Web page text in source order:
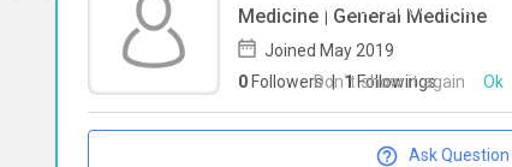
Medicine | General Medicine
Joined May 2019
0 Followers | 1 Followings
Ask Question
To start direct chat with
Click here
Don`t show it again Ok